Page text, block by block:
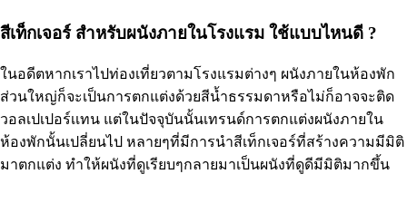
สีเท็กเจอร์ สำหรับผนังภายในโรงแรม ใช้แบบไหนดี ?
ในอดีตหากเราไปท่องเที่ยวตามโรงแรมต่างๆ ผนังภายในห้องพัก
ส่วนใหญ่ก็จะเป็นการตกแต่งด้วยสีน้ำธรรมดาหรือไม่ก็อาจจะติด
วอลเปเปอร์เเทน แต่ในปัจจุบันนั้นเทรนด์การตกแต่งผนังภายใน
ห้องพักนั้นเปลี่ยนไป หลายๆที่มีการนำสีเท็กเจอร์ที่สร้างความมีมิติ
มาตกแต่ง ทำให้ผนังที่ดูเรียบๆกลายมาเป็นผนังที่ดูดีมีมิติมากขึ้น